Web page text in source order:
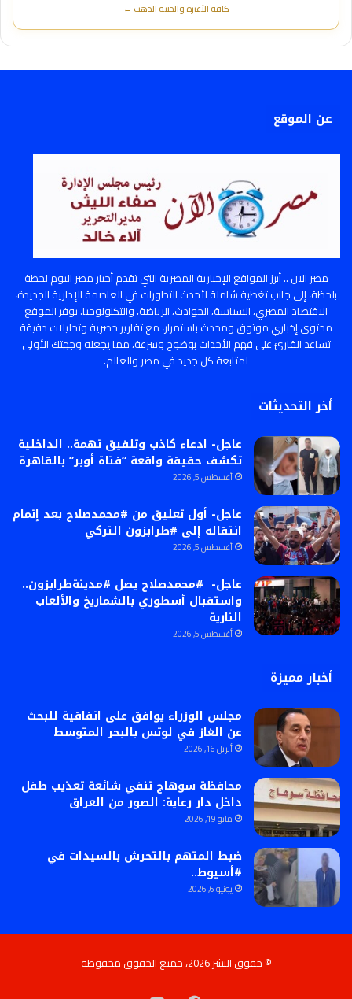
كافة الأعيرة والجنيه الذهب ←
عن الموقع
مصر الان .. أبرز المواقع الإخبارية المصرية التي تقدم أخبار مصر اليوم لحظة
بلحظة، إلى جانب تغطية شاملة لأحدث التطورات في العاصمة الإدارية الجديدة،
الاقتصاد المصري، السياسة، الحوادث، الرياضة، والتكنولوجيا. يوفر الموقع
محتوى إخباري موثوق ومحدث باستمرار، مع تقارير حصرية وتحليلات دقيقة
تساعد القارئ على فهم الأحداث بوضوح وسرعة، مما يجعله وجهتك الأولى
لمتابعة كل جديد في مصر والعالم.
أخر التحديثات
عاجل- ادعاء كاذب وتلفيق تهمة.. الداخلية
تكشف حقيقة واقعة “فتاة أوبر” بالقاهرة
أغسطس 5, 2026
عاجل- أول تعليق من #محمدصلاح بعد إتمام
انتقاله إلى #طرابزون التركي
أغسطس 5, 2026
عاجل- #محمدصلاح يصل #مدينةطرابزون..
واستقبال أسطوري بالشماريخ والألعاب
النارية
أغسطس 5, 2026
أخبار مميزة
مجلس الوزراء يوافق على اتفاقية للبحث
عن الغاز في لوتس بالبحر المتوسط
أبريل 16, 2026
محافظة سوهاج تنفي شائعة تعذيب طفل
داخل دار رعاية: الصور من العراق
مايو 19, 2026
ضبط المتهم بالتحرش بالسيدات في
#أسيوط..
يونيو 6, 2026
© حقوق النشر 2026، جميع الحقوق محفوظة